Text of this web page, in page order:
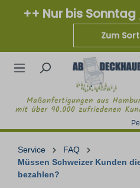
++ Nur bis
Zum
Service
FAQ
Müssen Schweizer Kunden
bezahlen?